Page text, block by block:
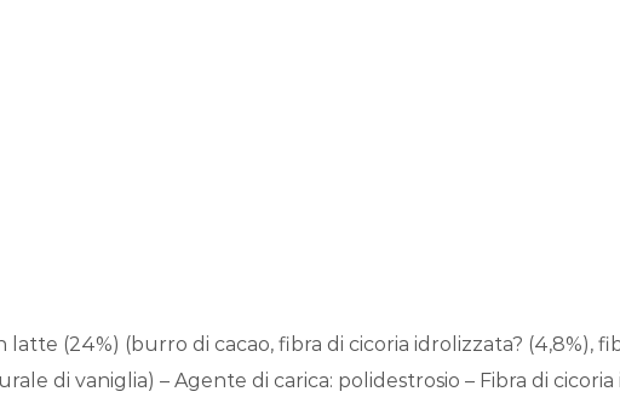
latte (24%) (burro di cacao, fibra di cicoria idrolizzata? (4,8%),
di vaniglia) – Agente di carica: polidestrosio – Fibra di